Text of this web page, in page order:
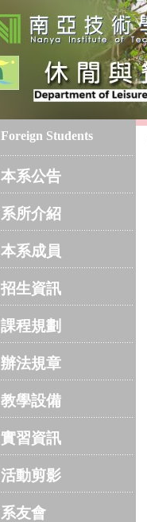
Foreign Students
本系公告
系所介紹
本系成員
招生資訊
課程規劃
辦法規章
教學設備
實習資訊
活動剪影
系友會